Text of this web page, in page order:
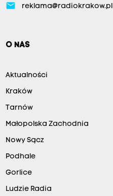
email reklama@radiokrakow.pl
O NAS
Aktualności
Kraków
Tarnów
Małopolska Zachodnia
Nowy Sącz
Podhale
Gorlice
Ludzie Radia